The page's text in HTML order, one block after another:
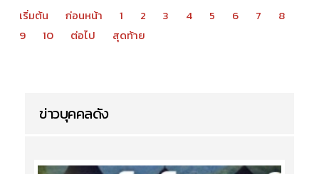
เริ่มต้น ก่อนหน้า 1 2 3 4 5 6 7
8
9
10 ต่อไป สุดท้าย
ข่าวบุคคลดัง